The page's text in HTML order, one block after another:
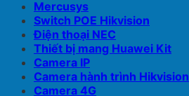
Mercusys
Switch POE Hikvision
Điện thoại NEC
Thiết bị mang Huawei Kit
Camera IP
Camera hành trình Hikvision
Camera 4G